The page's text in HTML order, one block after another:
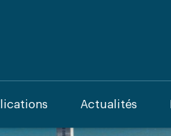
Actualités